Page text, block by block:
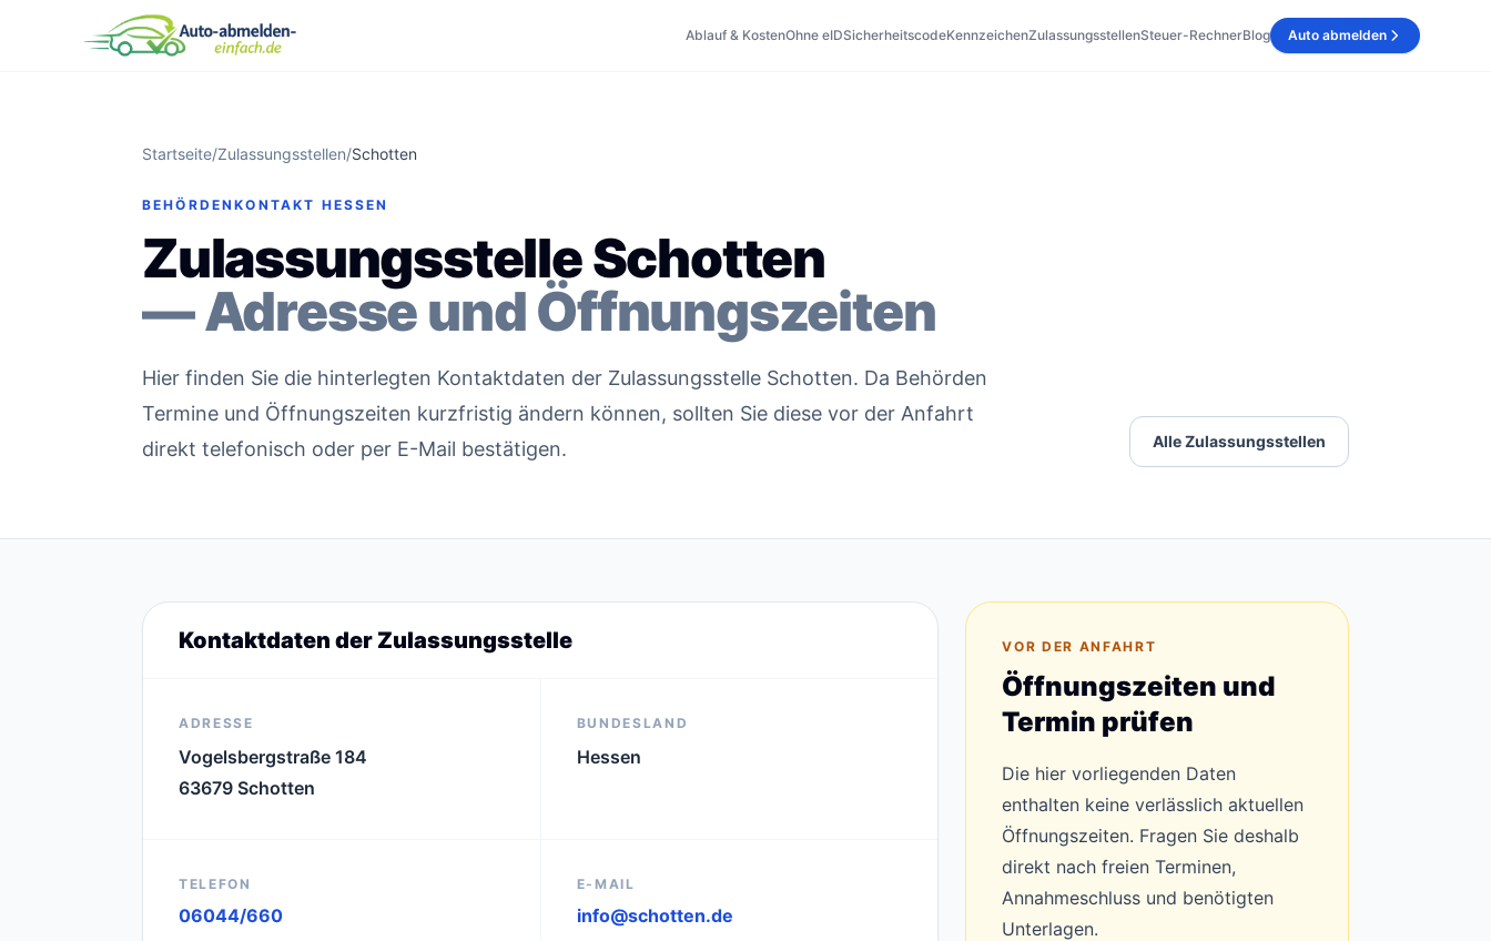
Ablauf & KostenOhne eIDSicherheitscodeKennzeichenZulassungsstellenSteuer-RechnerBlog Auto abmelden
Startseite/Zulassungsstellen/Schotten
BEHÖRDENKONTAKT HESSEN
Zulassungsstelle Schotten
— Adresse und Öffnungszeiten
Hier finden Sie die hinterlegten Kontaktdaten der Zulassungsstelle Schotten. Da Behörden
Termine und Öffnungszeiten kurzfristig ändern können, sollten Sie diese vor der Anfahrt
direkt telefonisch oder per E-Mail bestätigen.
Alle Zulassungsstellen
Kontaktdaten der Zulassungsstelle
ADRESSE
Vogelsbergstraße 184
63679 Schotten
BUNDESLAND
Hessen
TELEFON
06044/660
E-MAIL
info@schotten.de
VOR DER ANFAHRT
Öffnungszeiten und
Termin prüfen
Die hier vorliegenden Daten
enthalten keine verlässlich aktuellen
Öffnungszeiten. Fragen Sie deshalb
direkt nach freien Terminen,
Annahmeschluss und benötigten
Unterlagen.